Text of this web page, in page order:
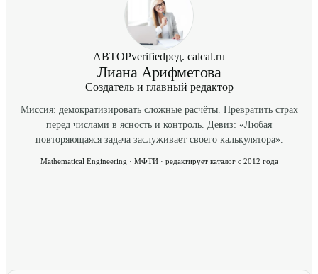
АВТОРverifiedред. calcal.ru
Лиана Арифметова
Создатель и главный редактор
Миссия: демократизировать сложные расчёты. Превратить страх
перед числами в ясность и контроль. Девиз: «Любая
повторяющаяся задача заслуживает своего калькулятора».
Mathematical Engineering · МФТИ · редактирует каталог с 2012 года